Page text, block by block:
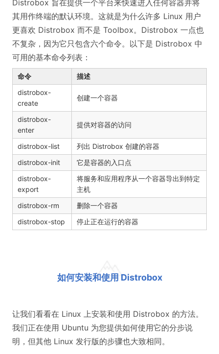
Distrobox 旨在提供一个平台来快速进入任何容器并将
其用作终端的默认环境。这就是为什么许多 Linux 用户
更喜欢 Distrobox 而不是 Toolbox。Distrobox 一点也
不复杂，因为它只包含六个命令。以下是 Distrobox 中
可用的基本命令列表：
命令
描述
distrobox-
create
创建一个容器
distrobox-
enter
提供对容器的访问
distrobox-list
列出 Distrobox 创建的容器
distrobox-init
它是容器的入口点
distrobox-
export
将服务和应用程序从一个容器导出到特定
主机
distrobox-rm
删除一个容器
distrobox-stop
停止正在运行的容器
如何安装和使用 Distrobox
让我们看看在 Linux 上安装和使用 Distrobox 的方法。
我们正在使用 Ubuntu 为您提供如何使用它的分步说
明，但其他 Linux 发行版的步骤也大致相同。